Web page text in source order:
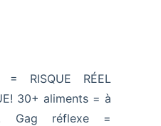
= RISQUE RÉEL
30+ aliments = à
Gag réflexe =